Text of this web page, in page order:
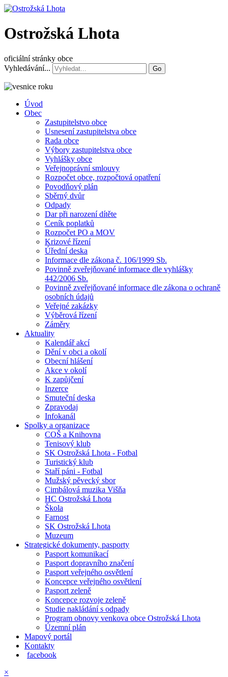
Ostrožská Lhota
oficiální stránky obce
Vyhledávání...
Go
Úvod
Obec
Zastupitelstvo obce
Usnesení zastupitelstva obce
Rada obce
Výbory zastupitelstva obce
Vyhlášky obce
Veřejnoprávní smlouvy
Rozpočet obce, rozpočtová opatření
Povodňový plán
Sběrný dvůr
Odpady
Dar při narození dítěte
Ceník poplatků
Rozpočet PO a MOV
Krizové řízení
Úřední deska
Informace dle zákona č. 106/1999 Sb.
Povinně zveřejňované informace dle vyhlášky
442/2006 Sb.
Povinně zveřejňované informace dle zákona o ochraně
osobních údajů
Veřejné zakázky
Výběrová řízení
Záměry
Aktuality
Kalendář akcí
Dění v obci a okolí
Obecní hlášení
Akce v okolí
K zapůjčení
Inzerce
Smuteční deska
Zpravodaj
Infokanál
Spolky a organizace
COŠ a Knihovna
Tenisový klub
SK Ostrožská Lhota - Fotbal
Turistický klub
Staří páni - Fotbal
Mužský pěvecký sbor
Cimbálová muzika Višňa
HC Ostrožská Lhota
Škola
Farnost
SK Ostrožská Lhota
Muzeum
Strategické dokumenty, pasporty
Pasport komunikací
Pasport dopravního značení
Pasport veřejného osvětlení
Koncepce veřejného osvětlení
Pasport zeleně
Koncepce rozvoje zeleně
Studie nakládání s odpady
Program obnovy venkova obce Ostrožská Lhota
Územní plán
Mapový portál
Kontakty
facebook
×